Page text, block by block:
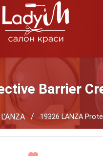
Barrier
L’ANZA 19326 LANZA